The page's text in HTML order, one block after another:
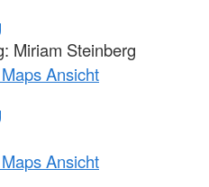
Miriam Steinberg
Ansicht
Ansicht